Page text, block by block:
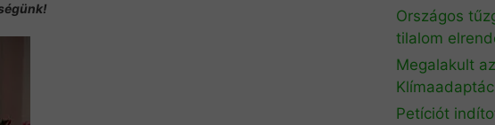
Országos
tilalom
Megalakult
Petíciót